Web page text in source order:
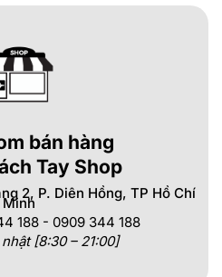
bán hàng
Tay Shop
2, P. Diên Hồng, TP Hồ Chí
Minh
188 - 0909 344 188
[8:30 – 21:00]